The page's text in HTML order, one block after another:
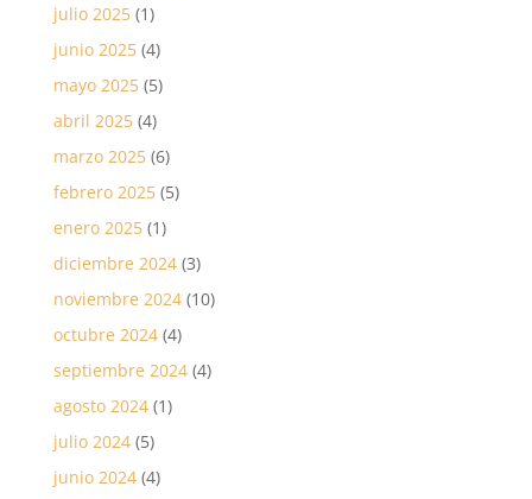
julio 2025(1)
junio 2025(4)
mayo 2025(5)
abril 2025(4)
marzo 2025(6)
febrero 2025(5)
enero 2025(1)
diciembre 2024(3)
noviembre 2024(10)
octubre 2024(4)
septiembre 2024(4)
agosto 2024(1)
julio 2024(5)
junio 2024(4)